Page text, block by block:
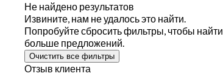
Не найдено результатов
Извините, нам не удалось это найти.
Попробуйте сбросить фильтры, чтобы найти
больше предложений.
Очистить все фильтры
Отзыв клиента